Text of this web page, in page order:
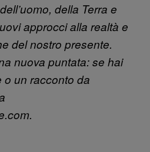
della Terra e
approcci alla realtà e
del nostro presente.
nuova puntata: se hai
o un racconto da